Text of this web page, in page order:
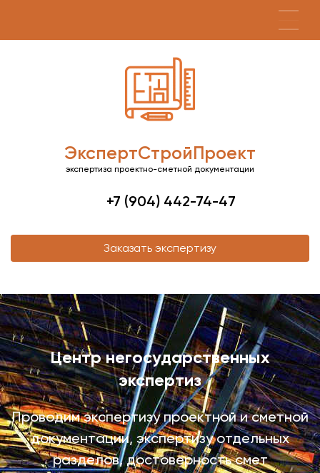
ЭкспертСтройПроект
экспертиза проектно-сметной документации
+7 (904) 442-74-47
Заказать экспертизу
Центр негосударственных
экспертиз
Проводим экспертизу проектной и сметной
документации, экспертизу отдельных
разделов, достоверность смет